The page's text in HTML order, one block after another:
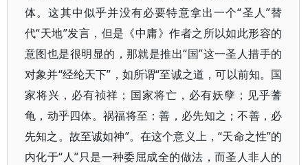
体。这其中似乎并没有必要特意拿出一个“圣人”替
代“天地”发言，但是《中庸》作者之所以如此形容的
意图也是很明显的，那就是推出“国”这一圣人措手的
对象并“经纶天下”，如所谓“至诚之道，可以前知。国
家将兴，必有祯祥；国家将亡，必有妖孽；见乎蓍
龟，动乎四体。祸福将至：善，必先知之；不善，必
先知之。故至诚如神”。在这个意义上，“天命之性”的
内化于“人”只是一种委屈成全的做法，而圣人非人的